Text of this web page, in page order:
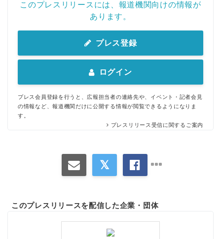
このプレスリリースには、報道機関向けの情報が
あります。
プレス登録
ログイン
プレス会員登録を行うと、広報担当者の連絡先や、イベント・記者会見
の情報など、報道機関だけに公開する情報が閲覧できるようになりま
す。
プレスリリース受信に関するご案内
このプレスリリースを配信した企業・団体